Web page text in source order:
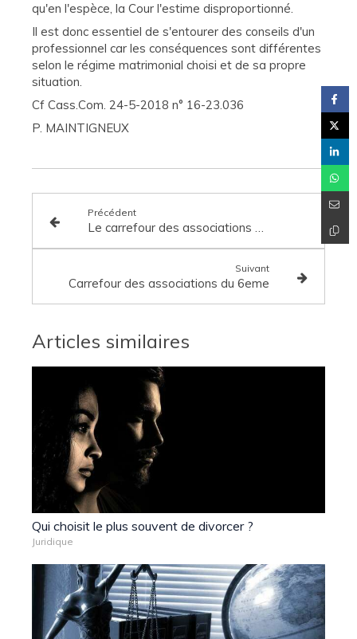
qu'en l'espèce, la Cour l'estime disproportionné.
Il est donc essentiel de s'entourer des conseils d'un
professionnel car les conséquences sont différentes
selon le régime matrimonial choisi et de sa propre
situation.
Cf Cass.Com. 24-5-2018 n° 16-23.036
P. MAINTIGNEUX
Précédent
Le carrefour des associations du 6è
Suivant
Carrefour des associations du 6eme
Articles similaires
Qui choisit le plus souvent de divorcer ?
Juridique